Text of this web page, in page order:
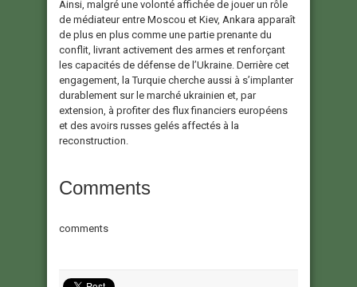
Ainsi, malgré une volonté affichée de jouer un rôle
de médiateur entre Moscou et Kiev, Ankara apparaît
de plus en plus comme une partie prenante du
conflit, livrant activement des armes et renforçant
les capacités de défense de l’Ukraine. Derrière cet
engagement, la Turquie cherche aussi à s’implanter
durablement sur le marché ukrainien et, par
extension, à profiter des flux financiers européens
et des avoirs russes gelés affectés à la
reconstruction.
Comments
comments